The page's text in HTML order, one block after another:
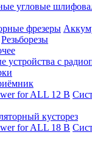
угловые
Резьборезы
устройства с
кусторез